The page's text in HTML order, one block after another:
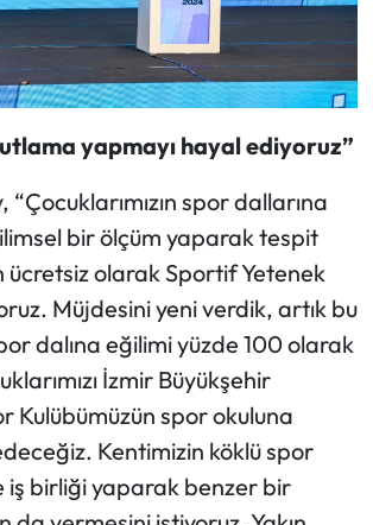
yapmayı hayal ediyoruz”
spor dallarına
bir ölçüm yaparak tespit
ücretsiz olarak Sportif Yetenek
Müjdesini yeni verdik, artık bu
dalına eğilimi yüzde 100 olarak
İzmir Büyükşehir
Kulübümüzün spor okuluna
Kentimizin köklü spor
iş birliği yaparak benzer bir